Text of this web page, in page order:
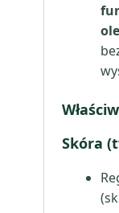
Skóra